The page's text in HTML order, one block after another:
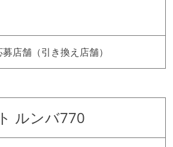
（引き換え店舗）
ルンバ770